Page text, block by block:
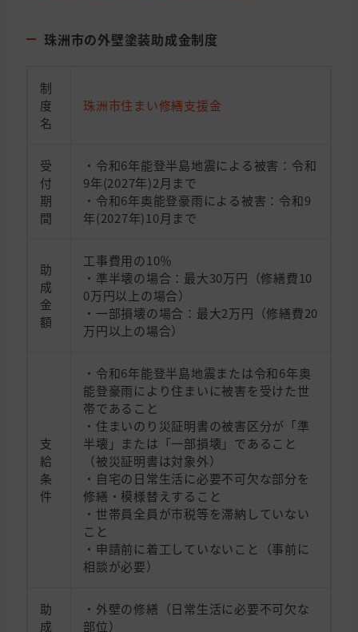
珠洲市の外壁塗装助成金制度
制
度
名
珠洲市住まい修繕支援金
受
付
期
間
・令和6年能登半島地震による被害：令和
9年(2027年)2月まで
・令和6年奥能登豪雨による被害：令和9
年(2027年)10月まで
助
成
金
額
工事費用の10％
・準半壊の場合：最大30万円（修繕費10
0万円以上の場合）
・一部損壊の場合：最大2万円（修繕費20
万円以上の場合）
支
給
条
件
・令和6年能登半島地震または令和6年奥
能登豪雨により住まいに被害を受けた世
帯であること
・住まいのり災証明書の被害区分が「準
半壊」または「一部損壊」であること
（被災証明書は対象外）
・自宅の日常生活に必要不可欠な部分を
修繕・模様替えすること
・世帯員全員が市税等を滞納していない
こと
・申請前に着工していないこと（事前に
相談が必要）
助
成
・外壁の修繕（日常生活に必要不可欠な
部位）